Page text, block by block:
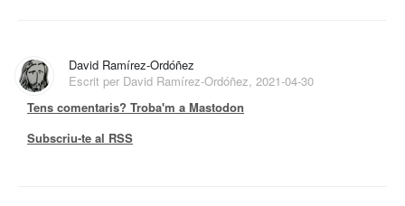
David Ramírez-Ordóñez
Escrit per David Ramírez-Ordóñez, 2021-04-30
Tens comentaris? Troba'm a Mastodon
Subscriu-te al RSS